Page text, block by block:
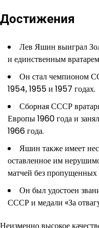
Достижения
Лев Яшин выиграл
и единственным
Он стал чемпионом
1954, 1955 и 1957 годах.
Сборная СССР
Европы 1960 года и
1966 года.
Яшин также имеет
оставленное им
матчей без
Он был удостоен
СССР и медали «За